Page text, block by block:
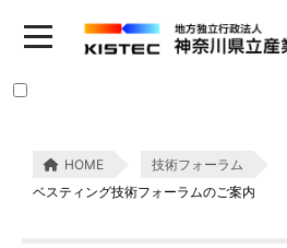
HOME 技術フォーラム
ベスティング技術フォーラムのご案内